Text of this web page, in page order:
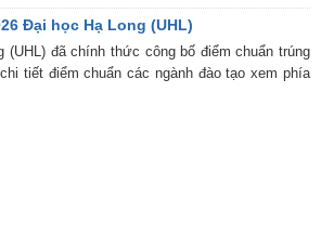
Đại học Hạ Long (UHL)
(UHL) đã chính thức công bố điểm chuẩn trúng
tiết điểm chuẩn các ngành đào tạo xem phía